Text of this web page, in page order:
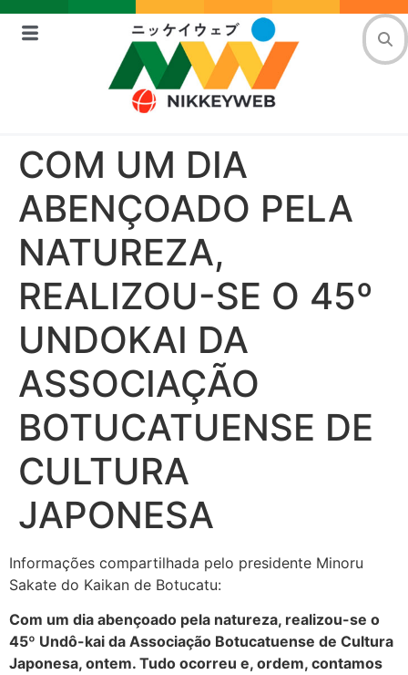
COM UM DIA
ABENÇOADO PELA
NATUREZA,
REALIZOU-SE O 45º
UNDOKAI DA
ASSOCIAÇÃO
BOTUCATUENSE DE
CULTURA
JAPONESA
Informações compartilhada pelo presidente Minoru
Sakate do Kaikan de Botucatu:
Com um dia abençoado pela natureza, realizou-se o
45º Undô-kai da Associação Botucatuense de Cultura
Japonesa, ontem. Tudo ocorreu e, ordem, contamos